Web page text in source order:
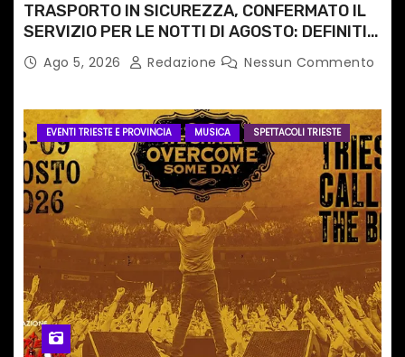
TRASPORTO IN SICUREZZA, CONFERMATO IL
SERVIZIO PER LE NOTTI DI AGOSTO: DEFINITI
PERCORSI, FERMATE E ORARIO
Ago 5, 2026 Redazione Nessun Commento
EVENTI TRIESTE E PROVINCIA MUSICA SPETTACOLI TRIESTE